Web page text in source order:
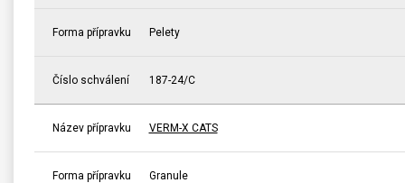
Forma přípravku Pelety
Číslo schválení 187-24/C
Název přípravku VERM-X CATS
Forma přípravku Granule